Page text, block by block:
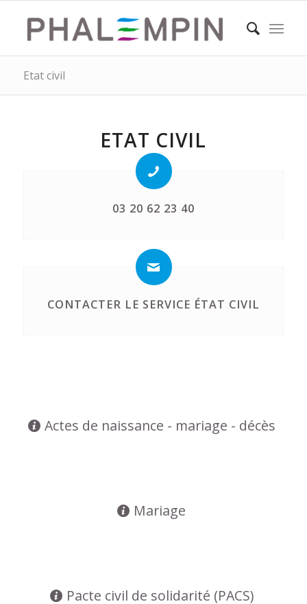
Etat civil
ETAT CIVIL
03 20 62 23 40
CONTACTER LE SERVICE ÉTAT CIVIL
Actes de naissance - mariage - décès
Mariage
Pacte civil de solidarité (PACS)